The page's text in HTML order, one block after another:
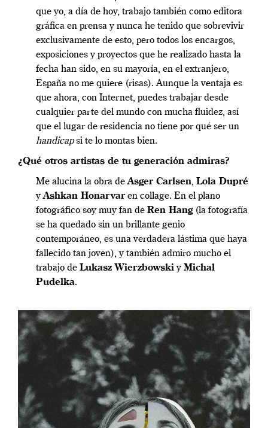
que yo, a día de hoy, trabajo también como editora
gráfica en prensa y nunca he tenido que sobrevivir
exclusivamente de esto, pero todos los encargos,
exposiciones y proyectos que he realizado hasta la
fecha han sido, en su mayoría, en el extranjero,
España no me quiere (risas). Aunque la ventaja es
que ahora, con Internet, puedes trabajar desde
cualquier parte del mundo con mucha fluidez, así
que el lugar de residencia no tiene por qué ser un
handicapsi te lo montas bien.
¿Qué otros artistas de tu generación admiras?
Me alucina la obra deAsger Carlsen, Lola Dupré
yAshkan Honarvaren collage. En el plano
fotográfico soy muy fan de Ren Hang(la fotografía
se ha quedado sin un brillante genio
contemporáneo, es una verdadera lástima que haya
fallecido tan joven), y también admiro mucho el
trabajo de Lukasz WierzbowskiyMichal
Pudelka.